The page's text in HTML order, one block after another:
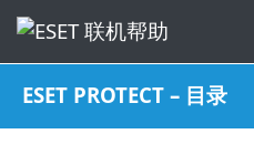
ESET PROTECT – 目录